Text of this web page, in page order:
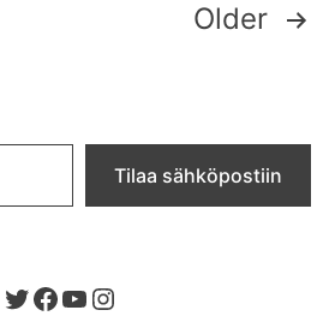
Older
Tilaa sähköpostiin
Twitter
Facebook
YouTube
Instagram